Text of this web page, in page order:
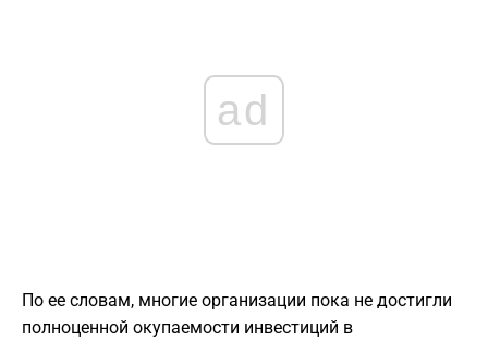
ad
По ее словам, многие организации пока не достигли
полноценной окупаемости инвестиций в